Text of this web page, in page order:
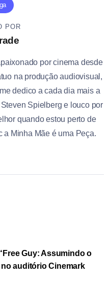
POR
por cinema desde
na produção audiovisual,
dedico a cada dia mais a
Spielberg e louco por
quando estou perto de
a Minha Mãe é uma Peça.
Guy: Assumindo o
auditório Cinemark